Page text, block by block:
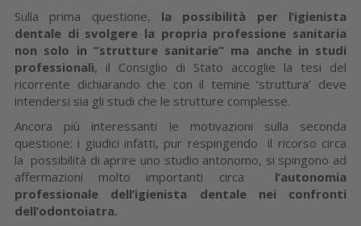
Sulla prima questione, la possibilità per l’igienista
dentale di svolgere la propria professione sanitaria
non solo in “strutture sanitarie” ma anche in studi
professionali, il Consiglio di Stato accoglie la tesi del
ricorrente dichiarando che con il temine ‘struttura’ deve
intendersi sia gli studi che le strutture complesse.
Ancora più interessanti le motivazioni sulla seconda
questione: i giudici infatti, pur respingendo il ricorso circa
la possibilità di aprire uno studio antonomo, si spingono ad
affermazioni molto importanti circa l’autonomia
professionale dell’igienista dentale nei confronti
dell’odontoiatra.